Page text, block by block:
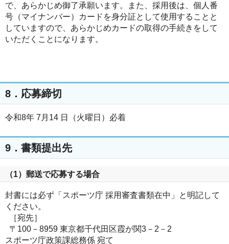
で、あらかじめ御了承願います。また、採用後は、個人番
号（マイナンバー）カードを身分証として使用することと
していますので、あらかじめカードの取得の手続きをして
いただくことになります。
8．応募締切
令和8年 7月14 日（火曜日）必着
9．書類提出先
（1）郵送で応募する場合
封書には必ず「スポーツ庁 採用審査書類在中」と明記して
ください。
［宛先］
〒100－8959 東京都千代田区霞が関3－2－2
スポーツ庁政策課総務係 宛て